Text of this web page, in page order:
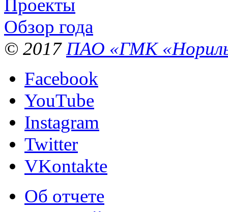
Проекты
Обзор года
© 2017 ПАО «ГМК
Facebook
YouTube
Instagram
Twitter
VKontakte
Об отчете